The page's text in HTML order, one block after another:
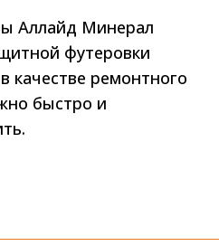
Аллайд Минерал
футеровки
качестве ремонтного
быстро и